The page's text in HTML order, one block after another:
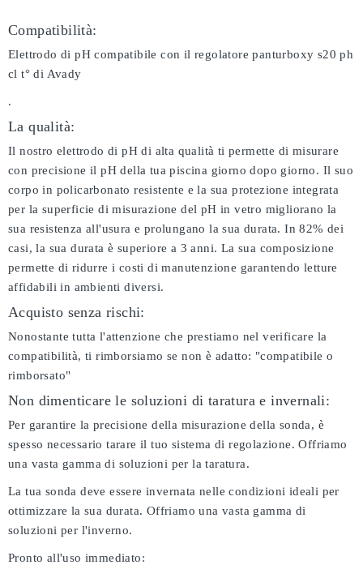
Compatibilità:
Elettrodo di pH compatibile con il regolatore panturboxy s20 ph
cl t° di Avady
.
La qualità:
Il nostro elettrodo di pH di alta qualità ti permette di misurare
con precisione il pH della tua piscina giorno dopo giorno. Il suo
corpo in policarbonato resistente e la sua protezione integrata
per la superficie di misurazione del pH in vetro migliorano la
sua resistenza all'usura e prolungano la sua durata. In 82% dei
casi, la sua durata è superiore a 3 anni. La sua composizione
permette di ridurre i costi di manutenzione garantendo letture
affidabili in ambienti diversi.
Acquisto senza rischi:
Nonostante tutta l'attenzione che prestiamo nel verificare la
compatibilità, ti rimborsiamo se non è adatto: "compatibile o
rimborsato"
Non dimenticare le soluzioni di taratura e invernali:
Per garantire la precisione della misurazione della sonda, è
spesso necessario tarare il tuo sistema di regolazione. Offriamo
una vasta gamma di soluzioni per la taratura.
La tua sonda deve essere invernata nelle condizioni ideali per
ottimizzare la sua durata. Offriamo una vasta gamma di
soluzioni per l'inverno.
Pronto all'uso immediato: